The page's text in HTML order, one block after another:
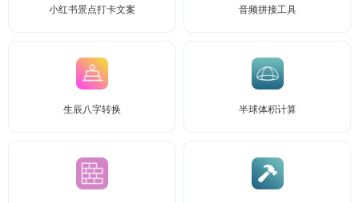
小红书景点打卡文案 音频拼接工具
生辰八字转换 半球体积计算